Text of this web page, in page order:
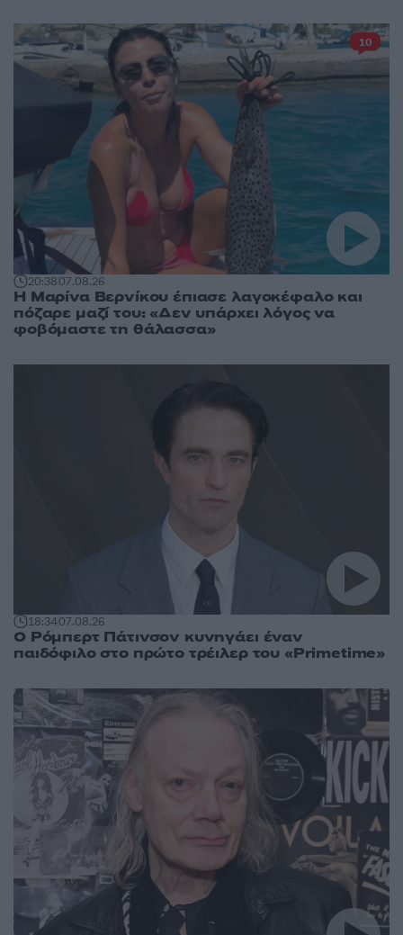
20:3807.08.26
Η Μαρίνα Βερνίκου έπιασε λαγοκέφαλο και
πόζαρε μαζί του: «Δεν υπάρχει λόγος να
φοβόμαστε τη θάλασσα»
10
18:3407.08.26
Ο Ρόμπερτ Πάτινσον κυνηγάει έναν
παιδόφιλο στο πρώτο τρέιλερ του «Primetime»